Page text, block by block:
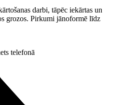
darbi, tāpēc iekārtas un
grozos. Pirkumi jānoformē līdz
telefonā